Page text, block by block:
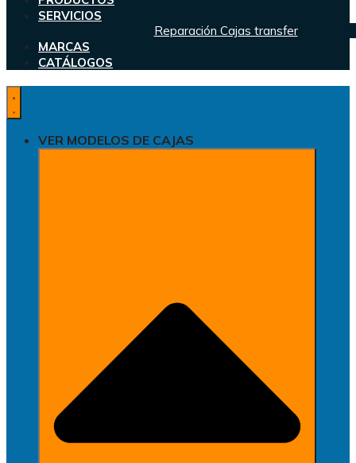
SERVICIOS
Reparación Cajas transfer
MARCAS
CATÁLOGOS
VER MODELOS DE CAJAS